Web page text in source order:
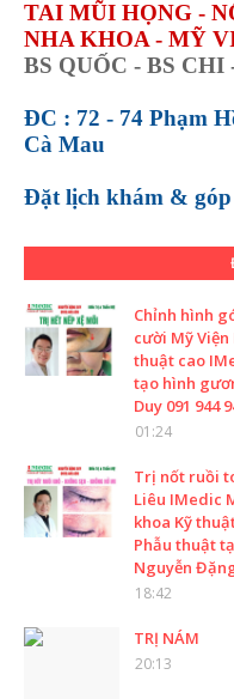
TAI MŨI HỌNG -
NHA KHOA - MỸ
BS QUỐC - BS
ĐC : 72 - 74 Phạm
Cà Mau
Đặt lịch khám &
Chỉnh hình
cười Mỹ
thuật cao
tạo hình
Duy 091 944
01:24
Trị nốt ruồi
Liêu IMedic
khoa Kỹ
Phẫu thuật
Nguyễn
18:42
TRỊ NÁM
20:13